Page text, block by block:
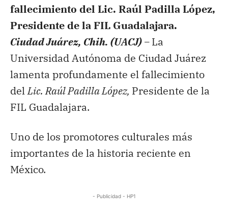
fallecimiento del Lic. Raúl Padilla López,
Presidente de la FIL Guadalajara.
Ciudad Juárez, Chih. (UACJ) –La
Universidad Autónoma de Ciudad Juárez
lamenta profundamente el fallecimiento
delLic. Raúl Padilla López, Presidente de la
FIL Guadalajara.
Uno de los promotores culturales más
importantes de la historia reciente en
México.
- Publicidad - HP1